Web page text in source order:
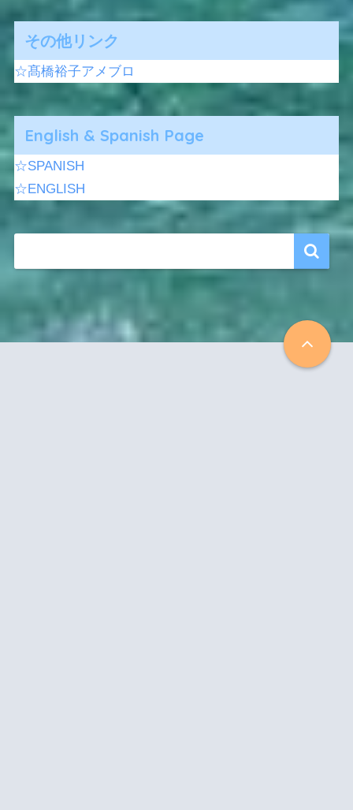
その他リンク
☆髙橋裕子アメブロ
English & Spanish Page
☆SPANISH
☆ENGLISH